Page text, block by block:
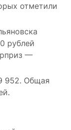
отметили
рублей
—
952. Общая